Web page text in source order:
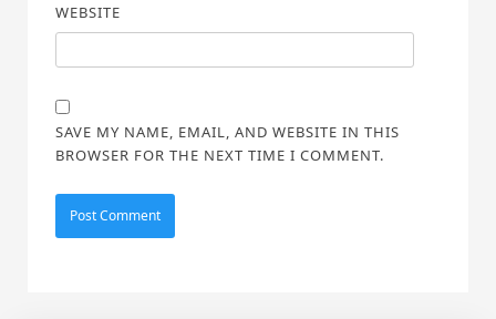
WEBSITE
SAVE MY NAME, EMAIL, AND WEBSITE IN THIS
BROWSER FOR THE NEXT TIME I COMMENT.